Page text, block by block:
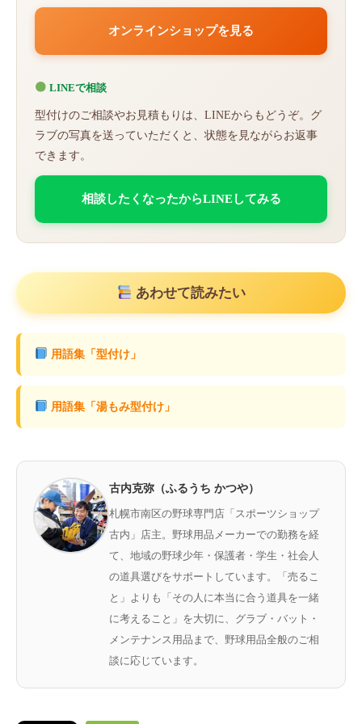
オンラインショップを見る
LINEで相談
型付けのご相談やお見積もりは、LINEからもどうぞ。グ
ラブの写真を送っていただくと、状態を見ながらお返事
できます。
相談したくなったからLINEしてみる
あわせて読みたい
用語集「型付け」
用語集「湯もみ型付け」
古内克弥（ふるうち かつや）
札幌市南区の野球専門店「スポーツショップ
古内」店主。野球用品メーカーでの勤務を経
て、地域の野球少年・保護者・学生・社会人
の道具選びをサポートしています。「売るこ
と」よりも「その人に本当に合う道具を一緒
に考えること」を大切に、グラブ・バット・
メンテナンス用品まで、野球用品全般のご相
談に応じています。